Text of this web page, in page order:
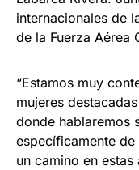
internacionales de
de la Fuerza Aérea
“Estamos muy
mujeres
donde hablaremos
específicamente
un camino en